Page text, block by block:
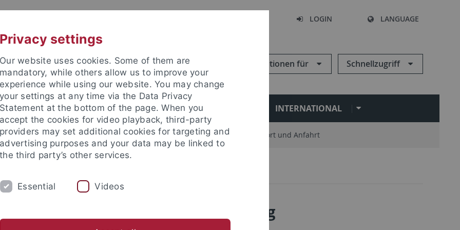
LOGIN LANGUAGE
Informationen für Schnellzugriff
STUDIUM FORSCHUNG EINRICHTUNGEN INTERNATIONAL
und Publikationen Campusleben Im Dialog Karriere Standort und Anfahrt
zum Thema sexuelle Belästigung
Privacy settings
Our website uses cookies. Some of them are
mandatory, while others allow us to improve your
experience while using our website. You may change
your settings at any time via the Data Privacy
Statement at the bottom of the page. When you
accept the cookies for video playback, third-party
providers may set additional cookies for targeting and
advertising purposes and your data may be linked to
the third party’s other services.
Essential Videos